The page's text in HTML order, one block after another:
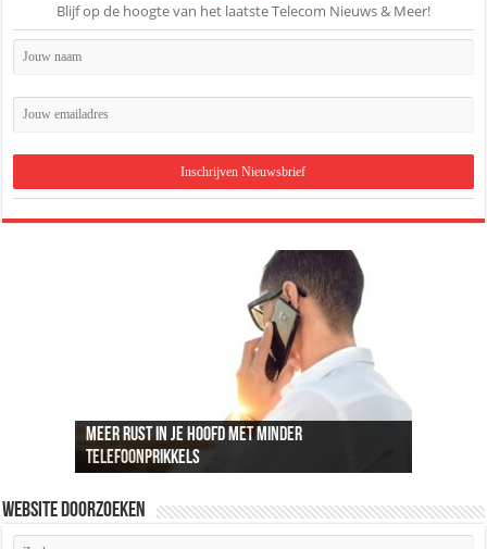
Blijf op de hoogte van het laatste Telecom Nieuws & Meer!
Meer rust in je hoofd met minder
telefoonprikkels
Recreatief doelschieten groeit uit tot een
populaire vrijetijdsbesteding
Loungeset kopen: 9 tips voor het uitzoeken van
de juiste set
De beste audio en beelden thuis: dit heb je
hiervoor nodig
ADSL snelheid uitgelegd: wat je kunt
verwachten van je internetverbinding
Website Doorzoeken